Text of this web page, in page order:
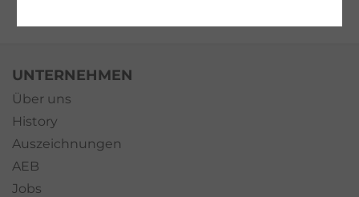
UNTERNEHMEN
Über uns
History
Auszeichnungen
AEB
Jobs